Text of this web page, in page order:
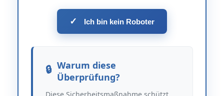
✓ Ich bin kein Roboter
Warum diese
Überprüfung?